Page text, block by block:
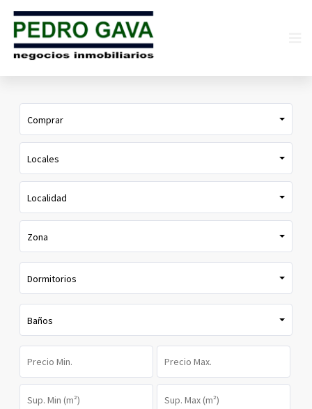
Comprar
Locales
Localidad
Zona
Dormitorios
Baños